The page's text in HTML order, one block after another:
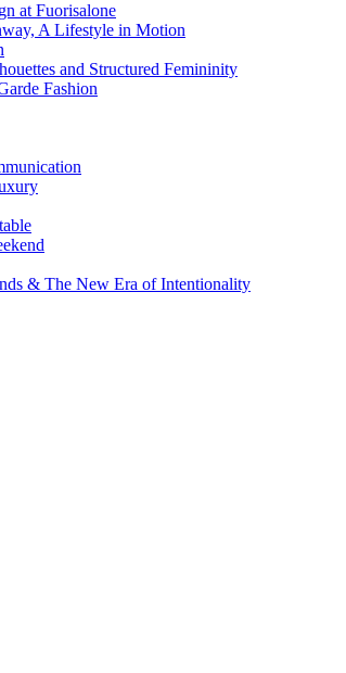
at Fuorisalone
A Lifestyle in Motion
and Structured Femininity
Fashion
& The New Era of Intentionality